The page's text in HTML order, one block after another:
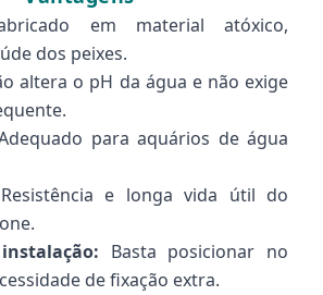
em material atóxico,
dos peixes.
altera o pH da água e não exige
para aquários de água
Resistência e longa vida útil do
Basta posicionar no
de fixação extra.